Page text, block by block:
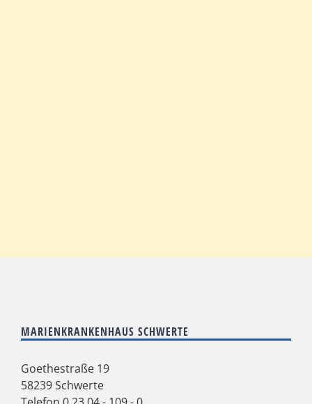
MARIENKRANKENHAUS SCHWERTE
Goethestraße 19
58239 Schwerte